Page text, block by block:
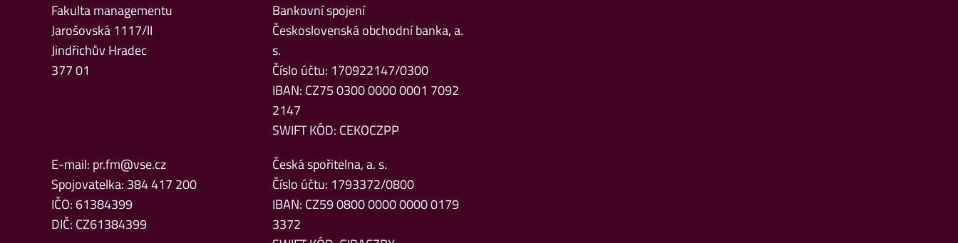
Fakulta managementu
Jarošovská 1117/II
Jindřichův Hradec
377 01
Bankovní spojení
Československá obchodní banka, a.
s.
Číslo účtu: 170922147/0300
IBAN: CZ75 0300 0000 0001 7092
2147
SWIFT KÓD: CEKOCZPP
E-mail: pr.fm@vse.cz
Spojovatelka: 384 417 200
IČO: 61384399
DIČ: CZ61384399
Česká spořitelna, a. s.
Číslo účtu: 1793372/0800
IBAN: CZ59 0800 0000 0000 0179
3372